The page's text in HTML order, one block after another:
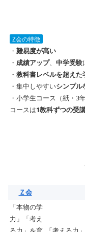
Z会の特徴
・ 難易度が高い
・ 成績アップ、 中学受験
・ 教科書レベルを超えた
・集中しやすいシンプル
・小学生コース（紙・3
コースは1教科ずつの受
Ｚ会
「本物の学
力」「考え